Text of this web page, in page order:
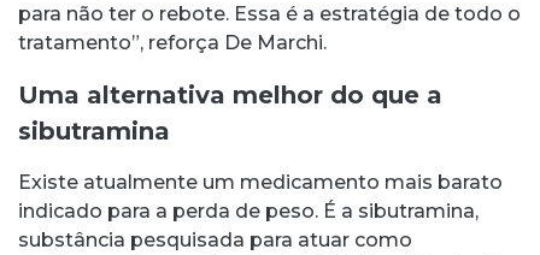
para não ter o rebote. Essa é a estratégia de todo o
tratamento”, reforça De Marchi.
Uma alternativa melhor do que a
sibutramina
Existe atualmente um medicamento mais barato
indicado para a perda de peso. É a sibutramina,
substância pesquisada para atuar como